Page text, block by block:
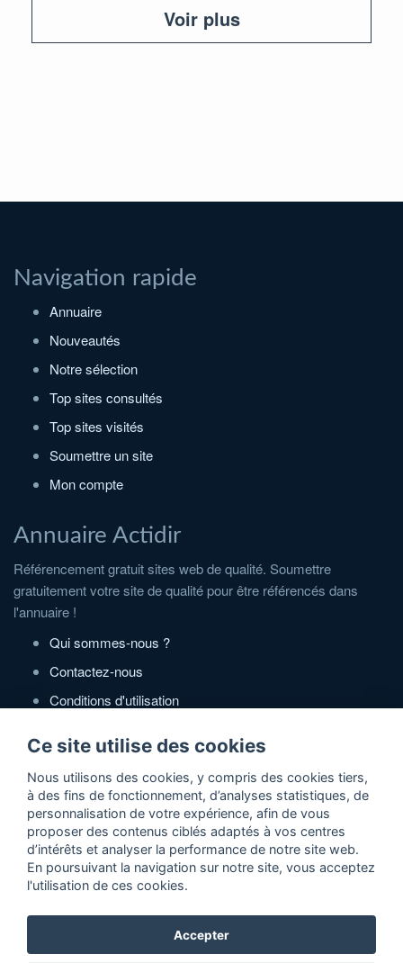
Voir plus
Navigation rapide
Annuaire
Nouveautés
Notre sélection
Top sites consultés
Top sites visités
Soumettre un site
Mon compte
Annuaire Actidir
Référencement gratuit sites web de qualité. Soumettre
gratuitement votre site de qualité pour être référencés dans
l'annuaire !
Qui sommes-nous ?
Contactez-nous
Conditions d'utilisation
Partenaires
Zone Annonces Gratuites
Locations vacances entre particuliers
Ruedesvacances
Ce site utilise des cookies
Nous utilisons des cookies, y compris des cookies tiers,
à des fins de fonctionnement, d’analyses statistiques, de
personnalisation de votre expérience, afin de vous
proposer des contenus ciblés adaptés à vos centres
d’intérêts et analyser la performance de notre site web.
En poursuivant la navigation sur notre site, vous acceptez
l'utilisation de ces cookies.
Accepter